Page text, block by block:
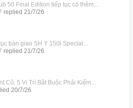
50 Final Edition tiếp tục có thêm...
replied 21/7/26
bàn giao SH Ý 150i Special...
replied 21/7/26
Cũ: 5 Vị Trí Bắt Buộc Phải Kiểm...
20/7/26